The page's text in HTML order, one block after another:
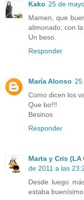
Kako 25 de
Mamen, que
alimonado, con
Un beso.
Responder
María Alonso 25
Como dicen los
Que bo!!!
Besinos
Responder
Marta y Cris (LA
de 2011 a las
Desde luego
estaba buenísimo